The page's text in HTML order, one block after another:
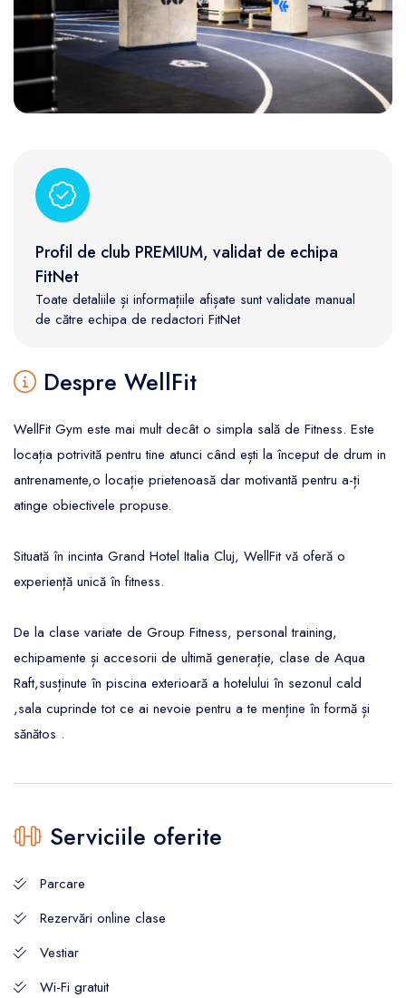
Profil de club PREMIUM, validat de echipa
FitNet
Toate detaliile și informațiile afișate sunt validate manual
de către echipa de redactori FitNet
Despre WellFit
WellFit Gym este mai mult decât o simpla sală de Fitness. Este
locația potrivită pentru tine atunci când ești la început de drum in
antrenamente,o locație prietenoasă dar motivantă pentru a-ți
atinge obiectivele propuse.
Situată în incinta Grand Hotel Italia Cluj, WellFit vă oferă o
experiență unică în fitness.
De la clase variate de Group Fitness, personal training,
echipamente și accesorii de ultimă generație, clase de Aqua
Raft,susținute în piscina exterioară a hotelului în sezonul cald
,sala cuprinde tot ce ai nevoie pentru a te menține în formă și
sănătos .
Serviciile oferite
Parcare
Rezervări online clase
Vestiar
Wi-Fi gratuit